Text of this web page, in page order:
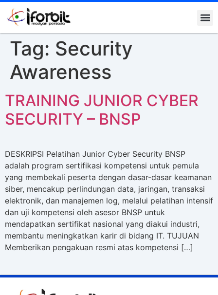
Tag: Security
Awareness
TRAINING JUNIOR CYBER
SECURITY – BNSP
DESKRIPSI Pelatihan Junior Cyber Security BNSP
adalah program sertifikasi kompetensi untuk pemula
yang membekali peserta dengan dasar-dasar keamanan
siber, mencakup perlindungan data, jaringan, transaksi
elektronik, dan manajemen log, melalui pelatihan intensif
dan uji kompetensi oleh asesor BNSP untuk
mendapatkan sertifikat nasional yang diakui industri,
membantu meningkatkan karir di bidang IT. TUJUAN
Memberikan pengakuan resmi atas kompetensi […]